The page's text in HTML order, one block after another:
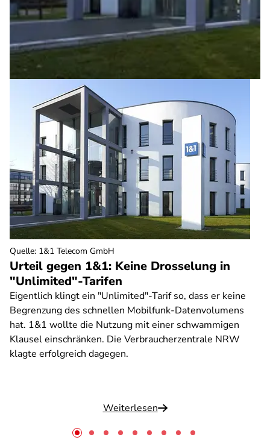
Urteil gegen 1&1: Keine Drosselung in
"Unlimited"-Tarifen
Eigentlich klingt ein "Unlimited"-Tarif so, dass er keine
Begrenzung des schnellen Mobilfunk-Datenvolumens
hat. 1&1 wollte die Nutzung mit einer schwammigen
Klausel einschränken. Die Verbraucherzentrale NRW
klagte erfolgreich dagegen.
Weiterlesen
Quelle: 1&1 Telecom GmbH